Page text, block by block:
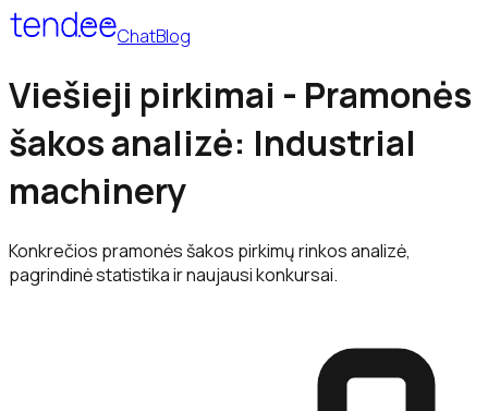
ChatBlog
Viešieji pirkimai - Pramonės
šakos analizė: Industrial
machinery
Konkrečios pramonės šakos pirkimų rinkos analizė,
pagrindinė statistika ir naujausi konkursai.